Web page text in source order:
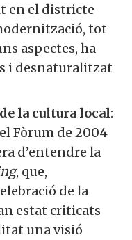
en el districte
tot
aspectes, ha
i desnaturalitzat
la cultura local:
Fòrum de 2004
d’entendre la
, que,
de la
estat criticats
una visió